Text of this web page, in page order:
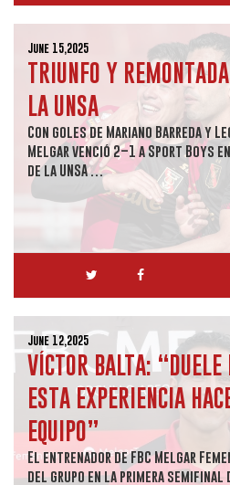
June 15,2025
TRIUNFO Y
LA UNSA
Con goles de Mariano Barreda y
Melgar venció 2–1 a Sport Boys
de la UNSA …
June 12,2025
VÍCTOR BALTA: “DUELE
ESTA EXPERIENCIA
EQUIPO”
El entrenador de FBC Melgar
del grupo en la primera semifinal